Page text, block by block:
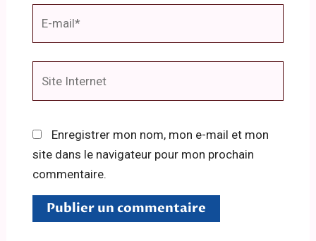
Enregistrer mon nom, mon e-mail et mon
site dans le navigateur pour mon prochain
commentaire.